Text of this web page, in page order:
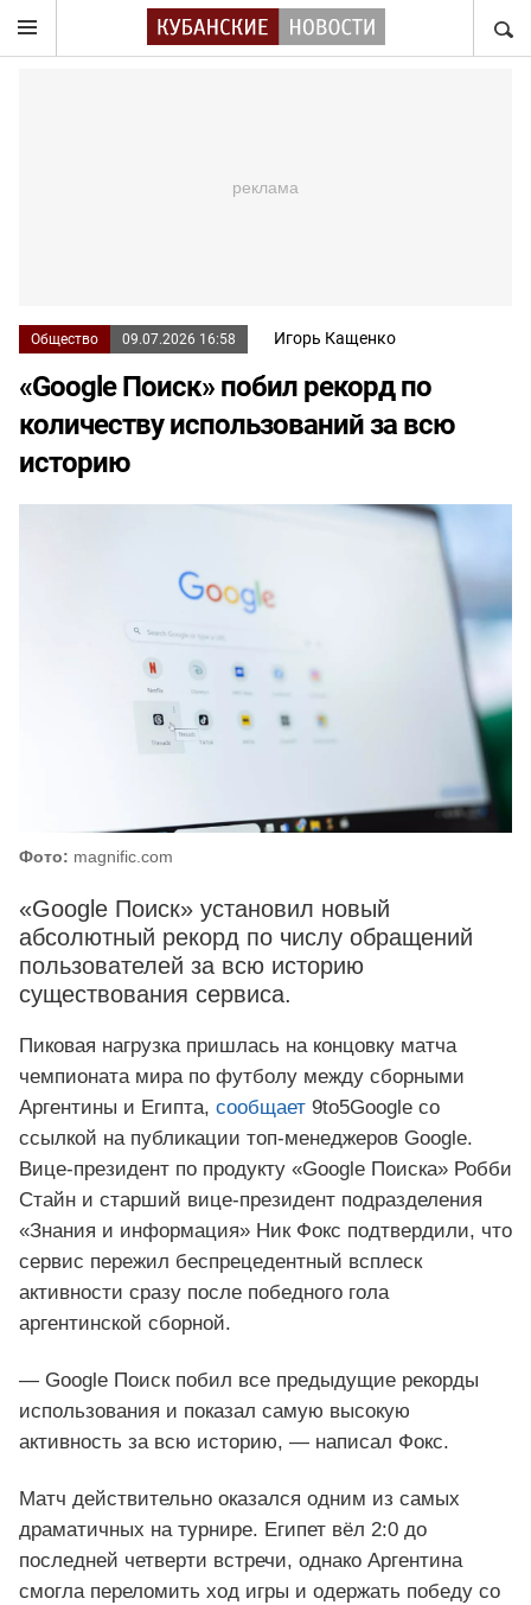
Общество 09.07.2026 16:58 Игорь Кащенко
«Google Поиск» побил рекорд по
количеству использований за всю
историю
Фото: magnific.com
«Google Поиск» установил новый
абсолютный рекорд по числу обращений
пользователей за всю историю
существования сервиса.
Пиковая нагрузка пришлась на концовку матча
чемпионата мира по футболу между сборными
Аргентины и Египта, сообщает 9to5Google со
ссылкой на публикации топ-менеджеров Google.
Вице-президент по продукту «Google Поиска» Робби
Стайн и старший вице-президент подразделения
«Знания и информация» Ник Фокс подтвердили, что
сервис пережил беспрецедентный всплеск
активности сразу после победного гола
аргентинской сборной.
— Google Поиск побил все предыдущие рекорды
использования и показал самую высокую
активность за всю историю, — написал Фокс.
Матч действительно оказался одним из самых
драматичных на турнире. Египет вёл 2:0 до
последней четверти встречи, однако Аргентина
смогла переломить ход игры и одержать победу со